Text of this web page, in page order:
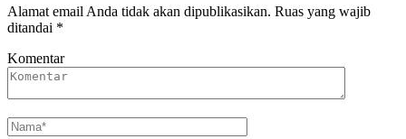
Alamat email Anda tidak akan dipublikasikan. Ruas yang wajib
ditandai *
Komentar